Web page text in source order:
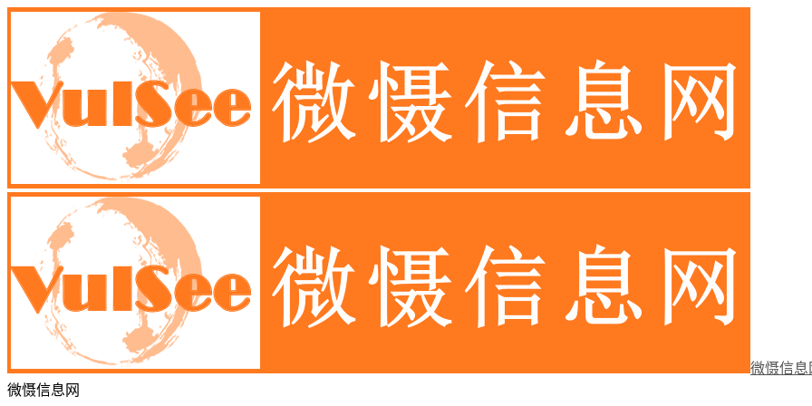
微慑信息
微慑信息网